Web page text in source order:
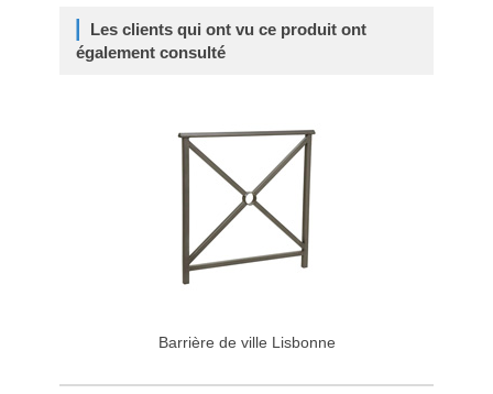
Les clients qui ont vu ce produit ont
également consulté
Barrière de ville Lisbonne